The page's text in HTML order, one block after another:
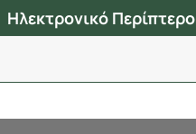
Ηλεκτρονικό Περίπτερο